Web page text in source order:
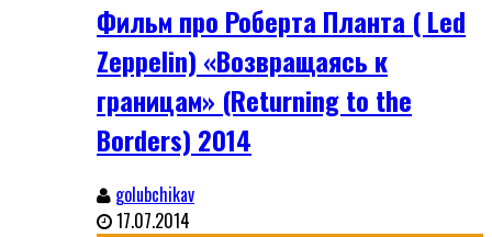
Фильм про Роберта Планта ( Led
Zeppelin) «Возвращаясь к
границам» (Returning to the
Borders) 2014
golubchikav
17.07.2014